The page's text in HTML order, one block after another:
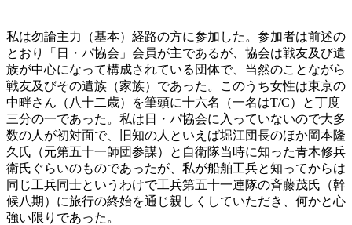
私は勿論主力（基本）経路の方に参加した。参加者は前述の
とおり「日・パ協会」会員が主であるが、協会は戦友及び遺
族が中心になって構成されている団体で、当然のことながら
戦友及びその遺族（家族）であった。このうち女性は東京の
中畔さん（八十二歳）を筆頭に十六名（一名はT/C）と丁度
三分の一であった。私は日・パ協会に入っていないので大多
数の人が初対面で、旧知の人といえば堀江団長のほか岡本隆
久氏（元第五十一師団参謀）と自衛隊当時に知った青木修兵
衛氏ぐらいのものであったが、私が船舶工兵と知ってからは
同じ工兵同士というわけで工兵第五十一連隊の斉藤茂氏（幹
候八期）に旅行の終始を通じ親しくしていただき、何かと心
強い限りであった。